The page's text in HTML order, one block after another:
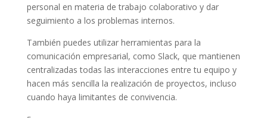
personal en materia de trabajo colaborativo y dar
seguimiento a los problemas internos.
También puedes utilizar herramientas para la
comunicación empresarial, como Slack, que mantienen
centralizadas todas las interacciones entre tu equipo y
hacen más sencilla la realización de proyectos, incluso
cuando haya limitantes de convivencia.